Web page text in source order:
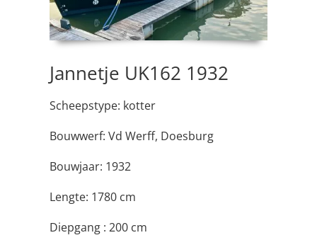
Jannetje UK162 1932
Scheepstype: kotter
Bouwwerf: Vd Werff, Doesburg
Bouwjaar: 1932
Lengte: 1780 cm
Diepgang : 200 cm